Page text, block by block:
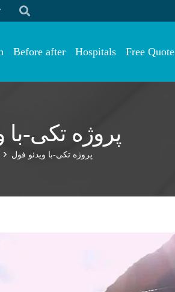
Before after Hospitals Free Quote
پروژه تکی-با
پروژه تکی-با ویدئو فول